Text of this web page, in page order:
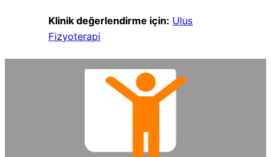
Klinik değerlendirme için: Ulus
Fizyoterapi